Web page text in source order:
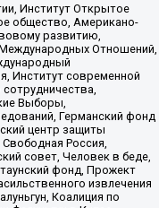
Институт Открытое
общество, Американо-
развитию,
Отношений,
Институт современной
Выборы,
Германский фонд
центр защиты
Россия,
совет, Человек в беде,
фонд, Прожект
извлечения
Коалиция по